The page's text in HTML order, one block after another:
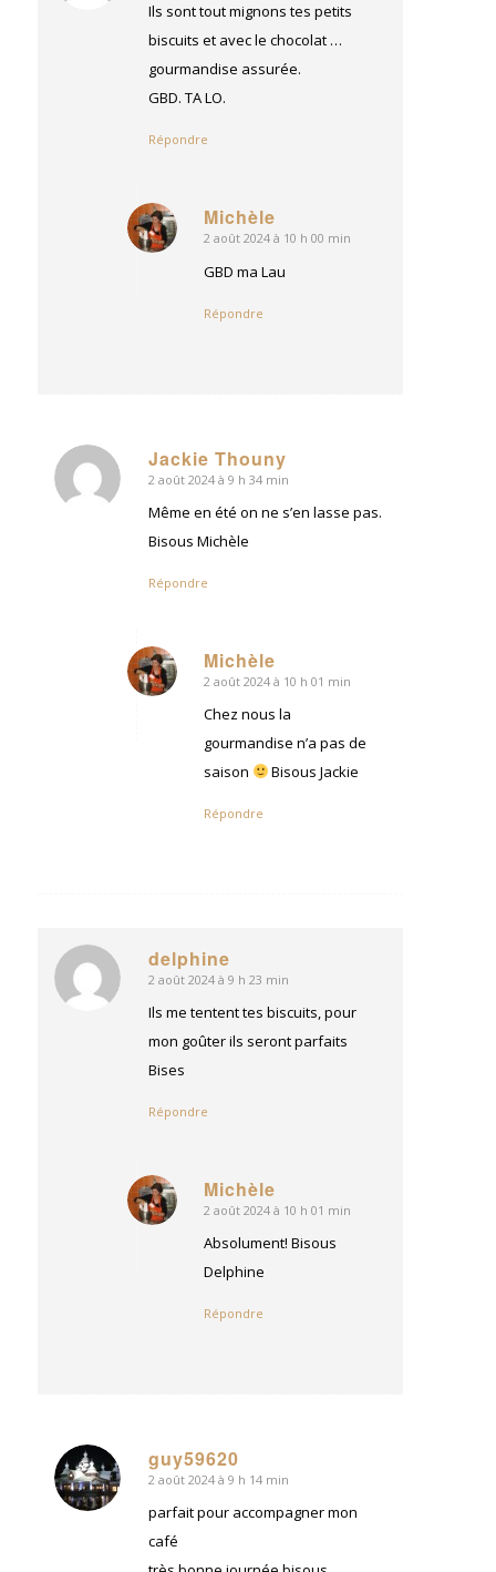
Ils sont tout mignons tes petits
biscuits et avec le chocolat …
gourmandise assurée.
GBD. TA LO.
Répondre
Michèle
dit
2 août 2024 à 10 h 00 min
GBD ma Lau
Répondre
Jackie Thouny
dit
:
2 août 2024 à 9 h 34 min
Même en été on ne s’en lasse pas.
Bisous Michèle
Répondre
Michèle
dit
2 août 2024 à 10 h 01 min
Chez nous la
gourmandise n’a pas de
saison
Bisous Jackie
Répondre
delphine
dit
:
2 août 2024 à 9 h 23 min
Ils me tentent tes biscuits, pour
mon goûter ils seront parfaits
Bises
Répondre
Michèle
dit
2 août 2024 à 10 h 01 min
Absolument! Bisous
Delphine
Répondre
guy59620
dit
:
2 août 2024 à 9 h 14 min
parfait pour accompagner mon
café